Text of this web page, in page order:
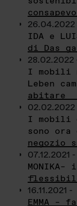
26.04.2022
IDA e
di Das
28.02.2022
I mobili
Leben
abitare
02.02.2022
I mobili
sono
negozio
07.12.2021 -
16.11.2021 -
EMMA